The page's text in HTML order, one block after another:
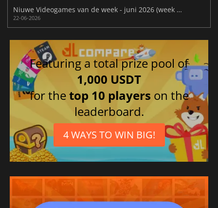
Niuwe Videogames van de week - juni 2026 (week 26)
22-06-2026
Featuring a total prize pool of
1,000 USDT
for thetop 10 players on the
leaderboard.
4 WAYS TO WIN BIG!